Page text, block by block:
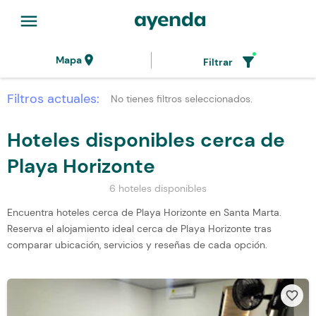
menu
Mapalocation_on Filtrar filter_alt
Filtros actuales: No tienes filtros seleccionados.
Hoteles disponibles cerca de
Playa Horizonte
6 hoteles disponibles
Encuentra hoteles cerca de Playa Horizonte en Santa Marta.
Reserva el alojamiento ideal cerca de Playa Horizonte tras
comparar ubicación, servicios y reseñas de cada opción.
favorite_border